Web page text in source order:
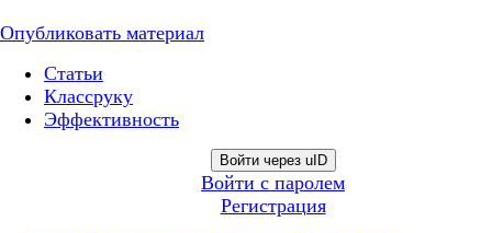
Опубликовать материал
Статьи
Классруку
Эффективность
Войти через uID
Войти с паролем
Регистрация